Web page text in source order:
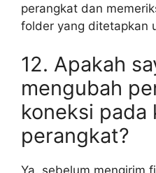
perangkat dan
folder yang ditetapkan
12. Apakah
mengubah
koneksi pada
perangkat?
Ya, sebelum mengirim